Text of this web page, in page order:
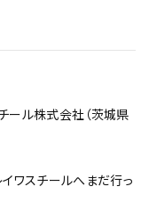
ール株式会社（茨城県
ワスチールへまだ行っ